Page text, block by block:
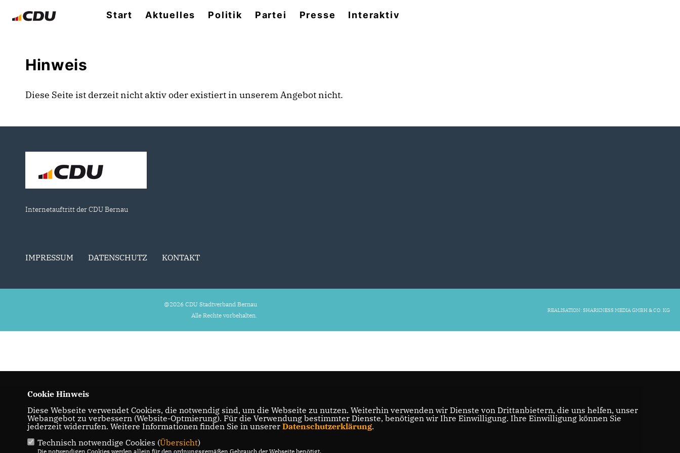
Start Aktuelles Politik Partei Presse Interaktiv
Hinweis
Diese Seite ist derzeit nicht aktiv oder existiert in unserem Angebot nicht.
Internetauftritt der CDU Bernau
IMPRESSUM DATENSCHUTZ KONTAKT
@2026 CDU Stadtverband Bernau
Alle Rechte vorbehalten.
REALISATION: SHARKNESS MEDIA GMBH & CO. KG
Cookie Hinweis
Diese Webseite verwendet Cookies, die notwendig sind, um die Webseite zu nutzen. Weiterhin verwenden wir Dienste von Drittanbietern, die uns helfen, unser
Webangebot zu verbessern (Website-Optmierung). Für die Verwendung bestimmter Dienste, benötigen wir Ihre Einwilligung. Ihre Einwilligung können Sie
jederzeit widerrufen. Weitere Informationen finden Sie in unserer Datenschutzerklärung.
Technisch notwendige Cookies (Übersicht)
Die notwendigen Cookies werden allein für den ordnungsgemäßen Gebrauch der Webseite benötigt.